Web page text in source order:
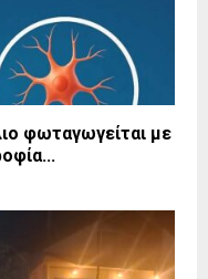
φωταγωγείται με